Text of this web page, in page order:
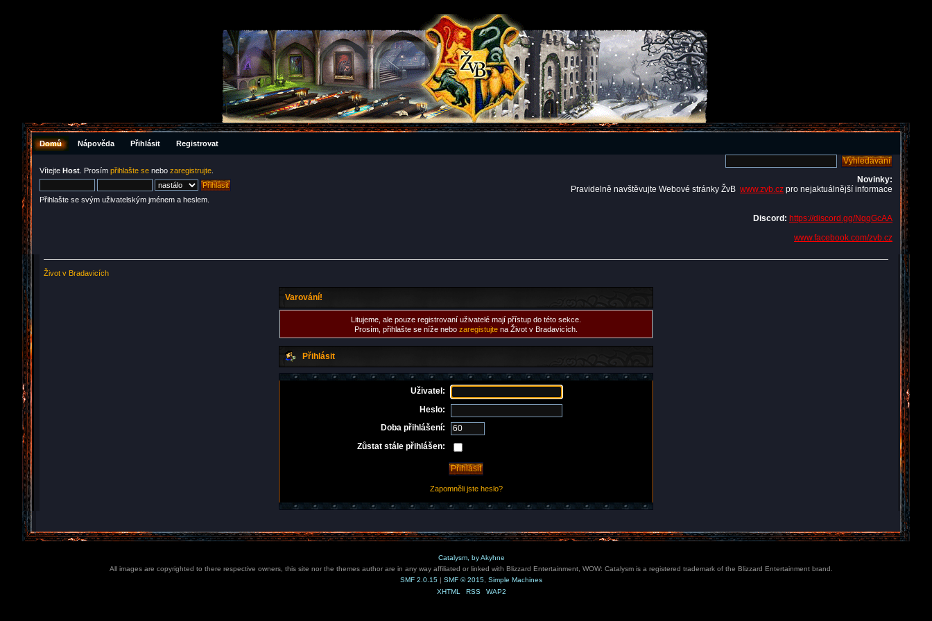
Domů Nápověda Přihlásit Registrovat
Vítejte Host . Prosím přihlašte se nebo zaregistrujte
Přihlašte se svým uživatelským jménem a heslem.
Novinky:
Pravidelně navštěvujte Webové stránky ŽvB www.zvb.cz pro nejaktuálnější informace
Discord: https://discord.gg/NqqGcAA
www.facebook.com/zvb.cz
Život v Bradavicích
Varování!
Litujeme, ale pouze registrovaní uživatelé mají přístup do této sekce.
Prosím, přihlašte se níže nebo zaregistujte na Život v Bradavicích.
Přihlásit
Uživatel:
Heslo:
Doba přihlášení:
Zůstat stále přihlášen:
Zapomněli jste heslo?
Catalysm, by Akyhne
All images are copyrighted to there respective owners, this site nor the themes author are in any way affiliated or linked with Blizzard Entertainment, WOW: Catalysm is a registered trademark of the Blizzard Entertainment brand.
SMF 2.0.15 | SMF © 2015 Simple Machines
XHTML
RSS WAP2